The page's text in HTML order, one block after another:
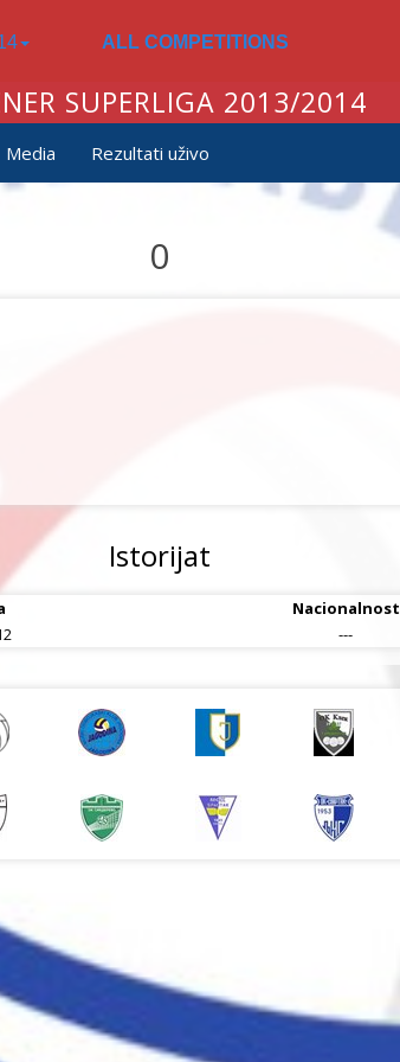
ALL COMPETITIONS
SUPERLIGA 2013/2014
Media Rezultati uživo
0
Istorijat
Nacionalnost
---